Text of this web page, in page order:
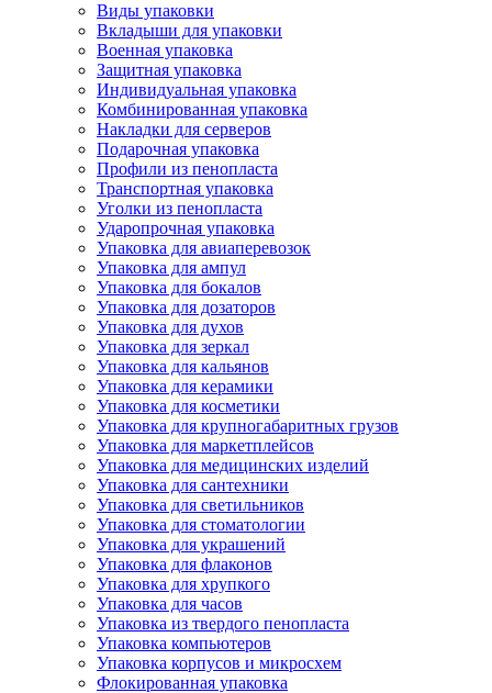
Виды упаковки
Вкладыши для упаковки
Военная упаковка
Защитная упаковка
Индивидуальная упаковка
Комбинированная упаковка
Накладки для серверов
Подарочная упаковка
Профили из пенопласта
Транспортная упаковка
Уголки из пенопласта
Ударопрочная упаковка
Упаковка для авиаперевозок
Упаковка для ампул
Упаковка для бокалов
Упаковка для дозаторов
Упаковка для духов
Упаковка для зеркал
Упаковка для кальянов
Упаковка для керамики
Упаковка для косметики
Упаковка для крупногабаритных грузов
Упаковка для маркетплейсов
Упаковка для медицинских изделий
Упаковка для сантехники
Упаковка для светильников
Упаковка для стоматологии
Упаковка для украшений
Упаковка для флаконов
Упаковка для хрупкого
Упаковка для часов
Упаковка из твердого пенопласта
Упаковка компьютеров
Упаковка корпусов и микросхем
Флокированная упаковка